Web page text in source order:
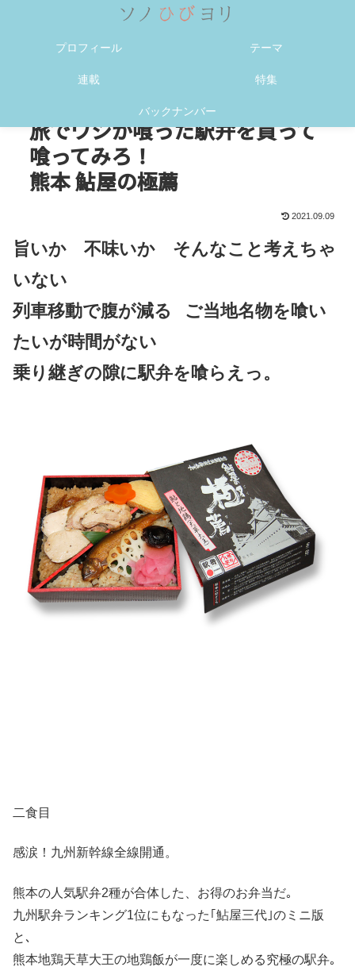
プロフィール テーマ
連載 特集
バックナンバー
旅でワシが喰った駅弁を買って
喰ってみろ！
熊本 鮎屋の極薦
2021.09.09
旨いか 不味いか そんなこと考えちゃ
いない
列車移動で腹が減る
ご当地名物を喰い
たいが時間がない
乗り継ぎの隙に駅弁を喰らえっ。
二食目
感涙！九州新幹線全線開通。
熊本の人気駅弁2種が合体した、お得のお弁当だ｡
九州駅弁ランキング1位にもなった｢鮎屋三代｣のミニ版
と､
熊本地鶏天草大王の地鶏飯が一度に楽しめる究極の駅弁｡